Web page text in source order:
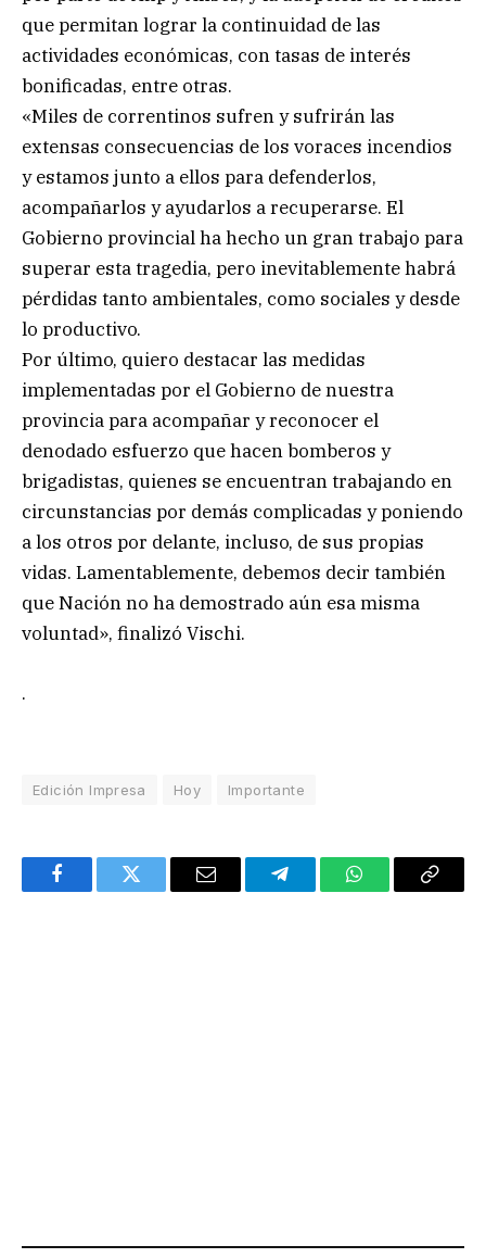
que permitan lograr la continuidad de las
actividades económicas, con tasas de interés
bonificadas, entre otras.
«Miles de correntinos sufren y sufrirán las
extensas consecuencias de los voraces incendios
y estamos junto a ellos para defenderlos,
acompañarlos y ayudarlos a recuperarse. El
Gobierno provincial ha hecho un gran trabajo para
superar esta tragedia, pero inevitablemente habrá
pérdidas tanto ambientales, como sociales y desde
lo productivo.
Por último, quiero destacar las medidas
implementadas por el Gobierno de nuestra
provincia para acompañar y reconocer el
denodado esfuerzo que hacen bomberos y
brigadistas, quienes se encuentran trabajando en
circunstancias por demás complicadas y poniendo
a los otros por delante, incluso, de sus propias
vidas. Lamentablemente, debemos decir también
que Nación no ha demostrado aún esa misma
voluntad», finalizó Vischi.
.
Edición Impresa Hoy Importante
FacebookTwitter Email TelegramWhatsAppCopy